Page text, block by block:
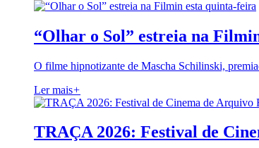
“Olhar o Sol” estreia na
O filme hipnotizante de Mascha Schilinski,
Ler mais+
TRAÇA 2026: Festival de